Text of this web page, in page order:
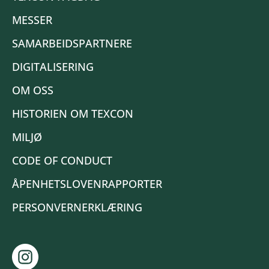
MESSER
SAMARBEIDSPARTNERE
DIGITALISERING
OM OSS
HISTORIEN OM TEXCON
MILJØ
CODE OF CONDUCT
ÅPENHETSLOVENRAPPORTER
PERSONVERNERKLÆRING